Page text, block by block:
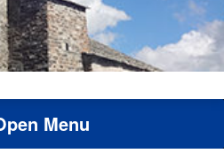
Menu